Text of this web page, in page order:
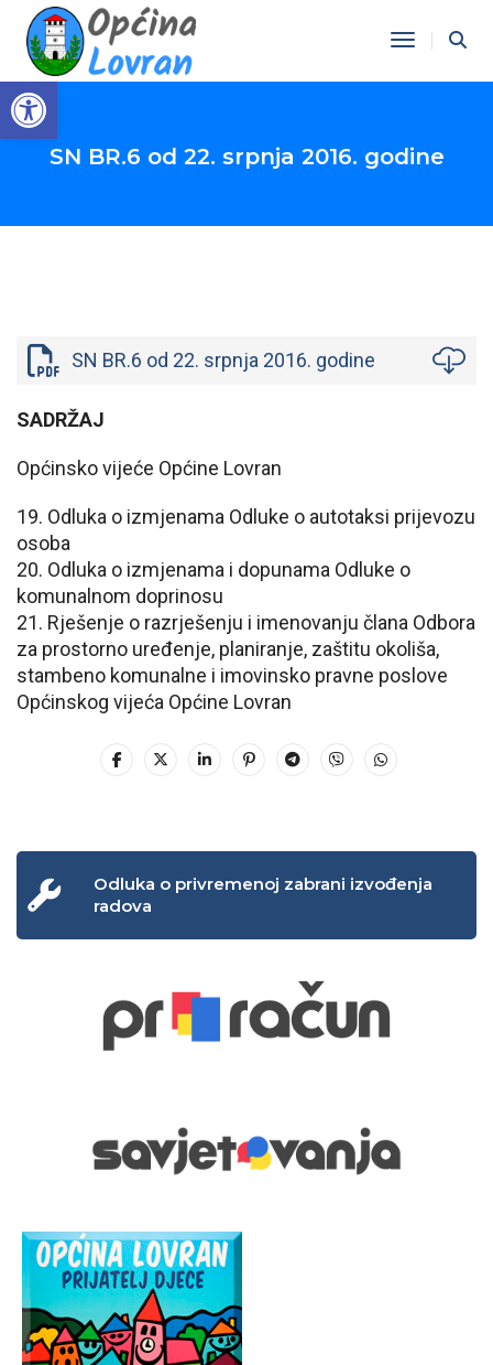
Open toolbar
Toggle
SN BR.6 od 22. srpnja 2016. godine
SN BR.6 od 22. srpnja 2016. godine
SADRŽAJ
Općinsko vijeće Općine Lovran
19. Odluka o izmjenama Odluke o autotaksi prijevozu
osoba
20. Odluka o izmjenama i dopunama Odluke o
komunalnom doprinosu
21. Rješenje o razrješenju i imenovanju člana Odbora
za prostorno uređenje, planiranje, zaštitu okoliša,
stambeno komunalne i imovinsko pravne poslove
Općinskog vijeća Općine Lovran
Odluka o privremenoj zabrani izvođenja
radova